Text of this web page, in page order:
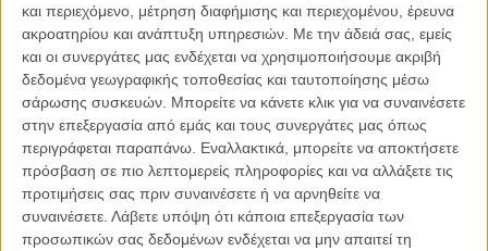
και περιεχόμενο, μέτρηση διαφήμισης και περιεχομένου, έρευνα
ακροατηρίου και ανάπτυξη υπηρεσιών. Με την άδειά σας, εμείς
και οι συνεργάτες μας ενδέχεται να χρησιμοποιήσουμε ακριβή
δεδομένα γεωγραφικής τοποθεσίας και ταυτοποίησης μέσω
σάρωσης συσκευών. Μπορείτε να κάνετε κλικ για να συναινέσετε
στην επεξεργασία από εμάς και τους συνεργάτες μας όπως
περιγράφεται παραπάνω. Εναλλακτικά, μπορείτε να αποκτήσετε
πρόσβαση σε πιο λεπτομερείς πληροφορίες και να αλλάξετε τις
προτιμήσεις σας πριν συναινέσετε ή να αρνηθείτε να
συναινέσετε. Λάβετε υπόψη ότι κάποια επεξεργασία των
προσωπικών σας δεδομένων ενδέχεται να μην απαιτεί τη